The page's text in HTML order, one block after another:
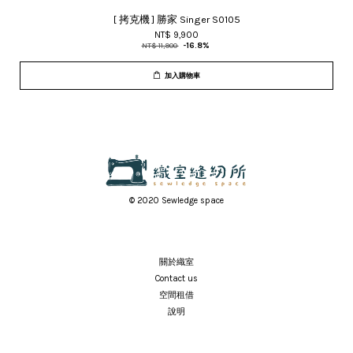
[ 拷克機 ] 勝家 Singer S0105
NT$ 9,900
NT$ 11,900 -16.8%
加入購物車
© 2020 Sewledge space
關於織室
Contact us
空間租借
說明